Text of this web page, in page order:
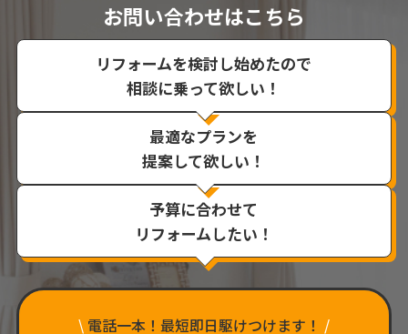
お問い合わせはこちら
リフォームを検討し始めたので
相談に乗って欲しい！
最適なプランを
提案して欲しい！
予算に合わせて
リフォームしたい！
\ 電話一本！最短即日駆けつけます！ /